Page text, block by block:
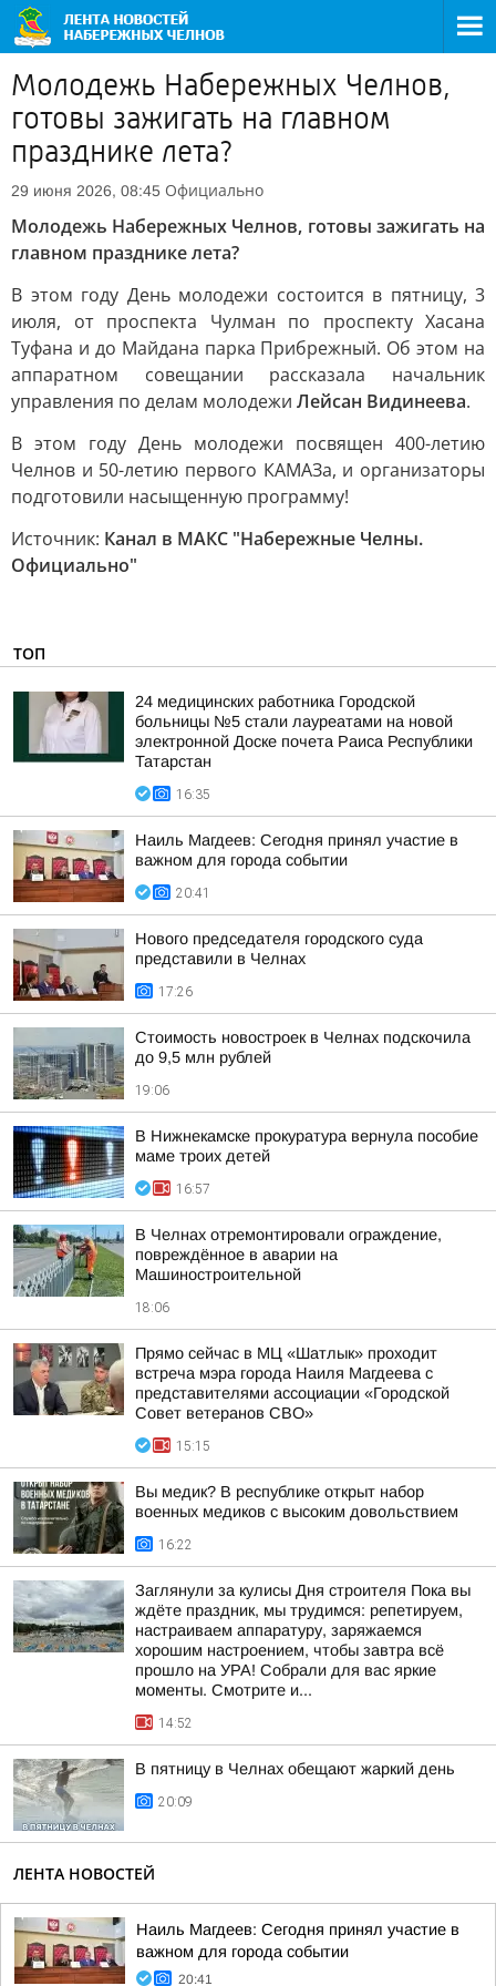
Молодежь Набережных Челнов,
готовы зажигать на главном
празднике лета?
29 июня 2026, 08:45 Официально
Молодежь Набережных Челнов, готовы зажигать на
главном празднике лета?
В этом году День молодежи состоится в пятницу, 3
июля, от проспекта Чулман по проспекту Хасана
Туфана и до Майдана парка Прибрежный. Об этом на
аппаратном совещании рассказала начальник
управления по делам молодежи Лейсан Видинеева.
В этом году День молодежи посвящен 400-летию
Челнов и 50-летию первого КАМАЗа, и организаторы
подготовили насыщенную программу!
Источник: Канал в МАКС "Набережные Челны.
Официально"
ТОП
24 медицинских работника Городской
больницы №5 стали лауреатами на новой
электронной Доске почета Раиса Республики
Татарстан
16:35
Наиль Магдеев: Сегодня принял участие в
важном для города событии
20:41
Нового председателя городского суда
представили в Челнах
17:26
Стоимость новостроек в Челнах подскочила
до 9,5 млн рублей
19:06
В Нижнекамске прокуратура вернула пособие
маме троих детей
16:57
В Челнах отремонтировали ограждение,
повреждённое в аварии на
Машиностроительной
18:06
Прямо сейчас в МЦ «Шатлык» проходит
встреча мэра города Наиля Магдеева с
представителями ассоциации «Городской
Совет ветеранов СВО»
15:15
Вы медик? В республике открыт набор
военных медиков с высоким довольствием
16:22
Заглянули за кулисы Дня строителя Пока вы
ждёте праздник, мы трудимся: репетируем,
настраиваем аппаратуру, заряжаемся
хорошим настроением, чтобы завтра всё
прошло на УРА! Собрали для вас яркие
моменты. Смотрите и...
14:52
В пятницу в Челнах обещают жаркий день
20:09
ЛЕНТА НОВОСТЕЙ
Наиль Магдеев: Сегодня принял участие в
важном для города событии
20:41